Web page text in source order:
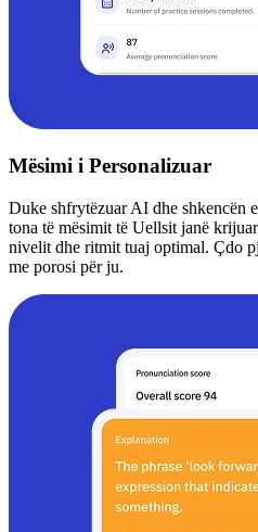
Mësimi i Personalizuar
Duke shfrytëzuar AI dhe shkencën
tona të mësimit të Uellsit janë
nivelit dhe ritmit tuaj optimal. Çdo
me porosi për ju.